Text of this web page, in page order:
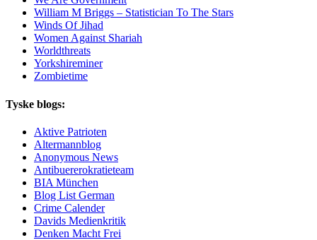
William M Briggs – Statistician To The Stars
Winds Of Jihad
Women Against Shariah
Worldthreats
Yorkshireminer
Zombietime
Tyske blogs:
Aktive Patrioten
Altermannblog
Anonymous News
Antibuererokratieteam
BIA München
Blog List German
Crime Calender
Davids Medienkritik
Denken Macht Frei